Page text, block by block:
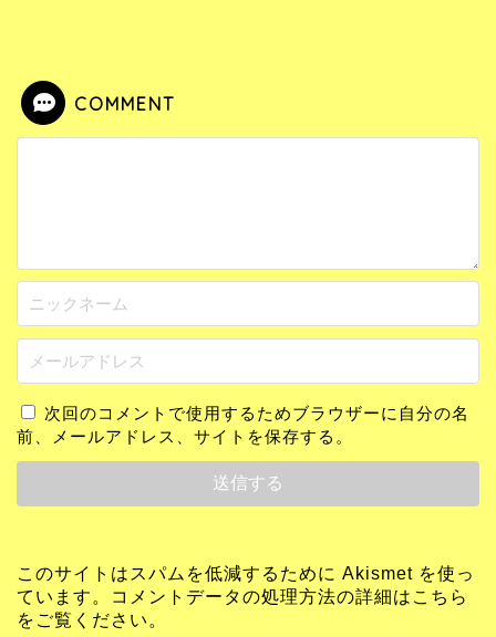
COMMENT
次回のコメントで使用するためブラウザーに自分の名
前、メールアドレス、サイトを保存する。
このサイトはスパムを低減するために Akismet を使っ
ています。
コメントデータの処理方法の詳細はこちら
をご覧ください 。